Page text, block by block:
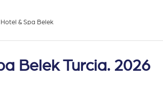
& Spa Belek
Belek Turcia. 2026